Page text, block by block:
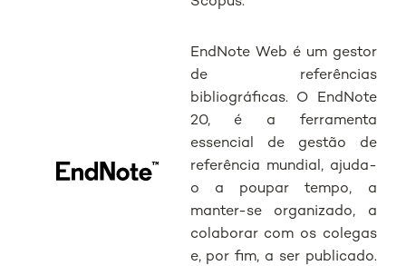
EndNote Web é um gestor
de referências
bibliográficas. O EndNote
20, é a ferramenta
essencial de gestão de
referência mundial, ajuda-
o a poupar tempo, a
manter-se organizado, a
colaborar com os colegas
e, por fim, a ser publicado.